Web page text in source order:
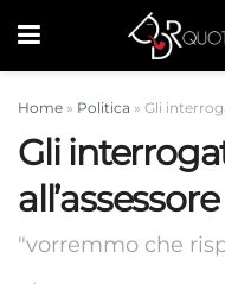
Home » Politica » Gli
Gli
"vorremmo che